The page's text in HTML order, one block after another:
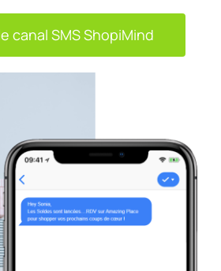
canal SMS ShopiMind